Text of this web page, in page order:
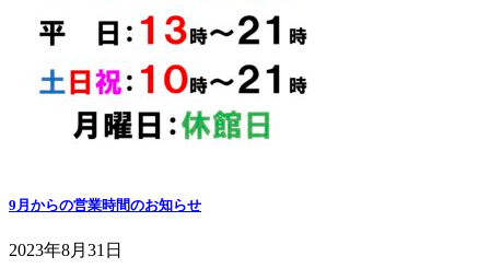
9月からの営業時間のお知らせ
2023年8月31日